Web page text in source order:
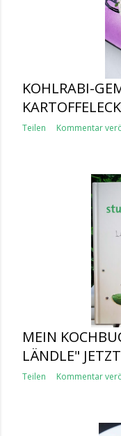
KOHLRABI-
Teilen Kommentar
MEIN
LÄNDLE"
Teilen Kommentar